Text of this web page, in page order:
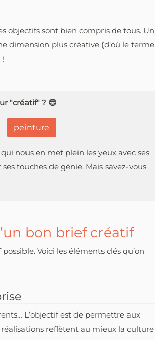
objectifs sont bien compris de tous. Un
dimension plus créative (d’où le terme
"créatif" ? 😎
peinture
nous en met plein les yeux avec ses
touches de génie. Mais savez-vous
bon brief créatif
Voici les éléments clés qu’on
L’objectif est de permettre aux
reflètent au mieux la culture